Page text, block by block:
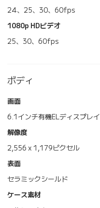
24、25、30、60fps
1080p HDビデオ
25、30、60fps
ボディ
画面
6.1インチ有機ELディスプレイ
解像度
2,556 x 1,179ピクセル
表面
セラミックシールド
ケース素材